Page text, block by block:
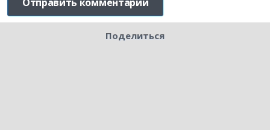
Поделиться